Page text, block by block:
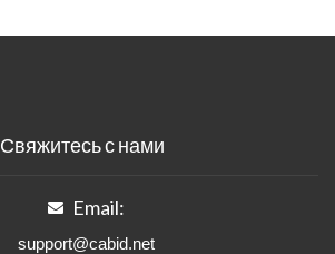
Свяжитесь с нами
Email:
support@cabid.net